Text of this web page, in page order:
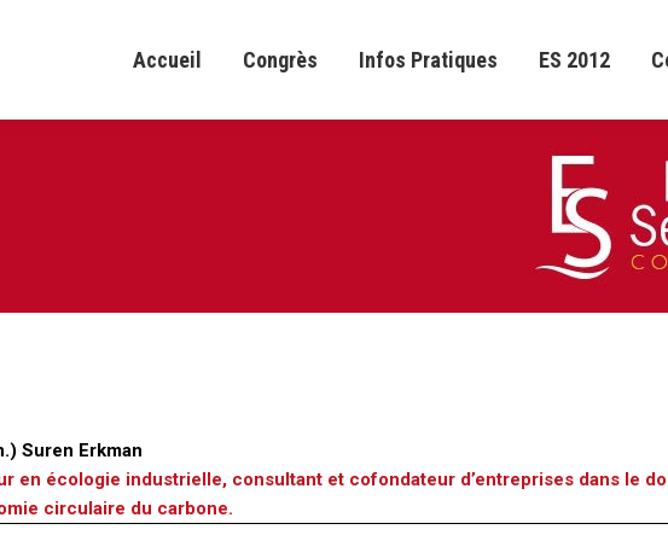
Accueil Congrès Infos Pratiques ES 2012
Suren Erkman
en écologie industrielle, consultant et cofondateur d’entreprises dans le
circulaire du carbone.